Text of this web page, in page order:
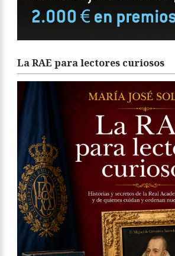
La RAE para lectores curiosos